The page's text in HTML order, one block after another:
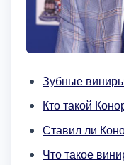
Зубные
Кто такой
Ставил ли
Что такое